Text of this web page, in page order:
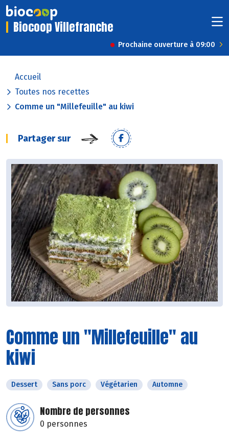
Biocoop Villefranche
Prochaine ouverture à 09:00
Accueil
Toutes nos recettes
Comme un "Millefeuille" au kiwi
Partager sur
Comme un "Millefeuille" au
kiwi
Dessert Sans porc Végétarien Automne
Nombre de personnes
0 personnes